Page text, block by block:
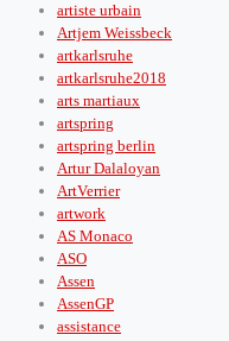
artiste urbain
Artjem Weissbeck
artkarlsruhe
artkarlsruhe2018
arts martiaux
artspring
artspring berlin
Artur Dalaloyan
ArtVerrier
artwork
AS Monaco
ASO
Assen
AssenGP
assistance